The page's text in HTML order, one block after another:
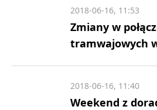
Zmiany w
tramwajowych
2018-06-16, 11:53
Weekend z
2018-06-16, 11:40